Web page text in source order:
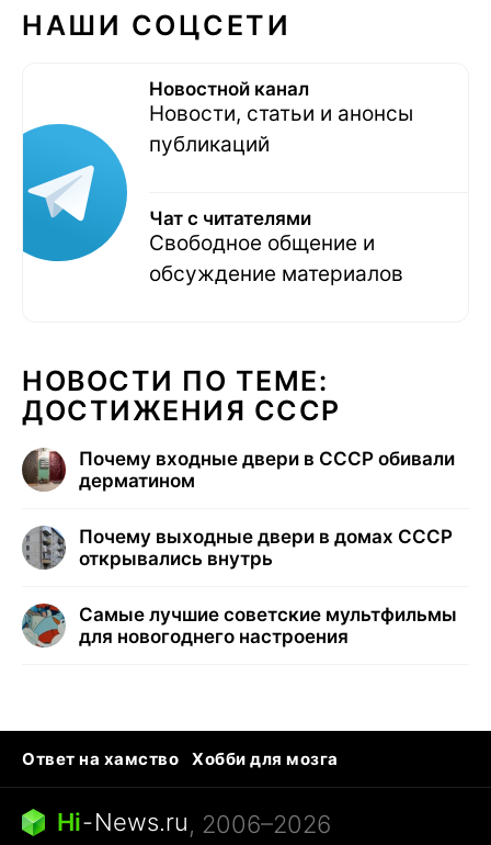
НАШИ СОЦСЕТИ
Новостной канал
Новости, статьи и анонсы
публикаций
Чат с читателями
Свободное общение и
обсуждение материалов
НОВОСТИ ПО ТЕМЕ:
ДОСТИЖЕНИЯ СССР
Почему входные двери в СССР обивали
дерматином
Почему выходные двери в домах СССР
открывались внутрь
Самые лучшие советские мультфильмы
для новогоднего настроения
Ответ на хамство
Хобби для мозга
Бензин 100 и 95
Тунцы в океанариуме
Следующая пандемия
Hi-News.ru, 2006–2026